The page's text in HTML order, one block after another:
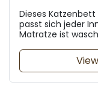
Dieses
passt sich jeder
Matratze ist